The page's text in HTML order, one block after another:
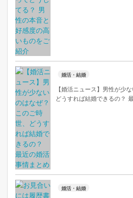
婚活・結婚
【婚活ニュース】男性が少
どうすれば結婚できるの？
婚活・結婚